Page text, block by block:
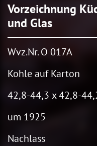
Vorzeichnung
und Glas
Wvz.Nr. O 017A
Kohle auf Karton
42,8-44,3 x 42,8-
um 1925
Nachlass